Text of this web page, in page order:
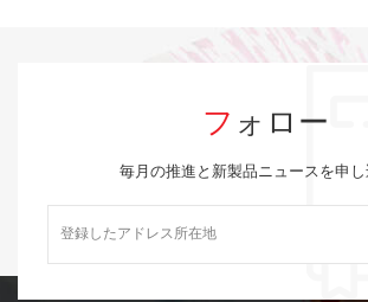
フォロー
毎月の推進と新製品ニュースを申